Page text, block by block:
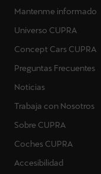
Mantenme informado
Universo CUPRA
Concept Cars CUPRA
Preguntas Frecuentes
Noticias
Trabaja con Nosotros
Sobre CUPRA
Coches CUPRA
Accesibilidad